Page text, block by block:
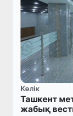
Көлік
Ташкент
жабық